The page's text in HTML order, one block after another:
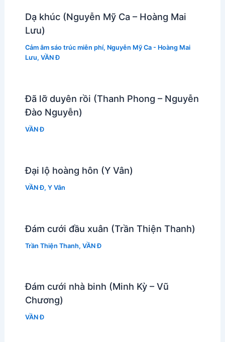
Dạ khúc (Nguyễn Mỹ Ca – Hoàng Mai
Lưu)
Cảm âm sáo trúc miễn phí, Nguyễn Mỹ Ca - Hoàng Mai
Lưu, VẦN Đ
Đã lỡ duyên rồi (Thanh Phong – Nguyễn
Đào Nguyễn)
VẦN Đ
Đại lộ hoàng hôn (Y Vân)
VẦN Đ, Y Vân
Đám cưới đầu xuân (Trần Thiện Thanh)
Trần Thiện Thanh, VẦN Đ
Đám cưới nhà binh (Minh Kỳ – Vũ
Chương)
VẦN Đ